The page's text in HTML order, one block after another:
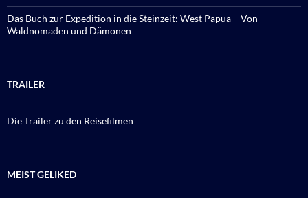
Das Buch zur Expedition in die Steinzeit: West Papua – Von
Waldnomaden und Dämonen
TRAILER
Die Trailer zu den Reisefilmen
MEIST GELIKED